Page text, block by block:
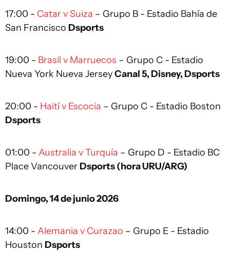
17:00 - Catar v Suiza – Grupo B - Estadio Bahía de
San Francisco Dsports
19:00 - Brasil v Marruecos – Grupo C - Estadio
Nueva York Nueva JerseyCanal 5, Disney, Dsports
20:00 - Haití v Escocia – Grupo C - Estadio Boston
Dsports
01:00 - Australia v Turquía – Grupo D - Estadio BC
Place Vancouver Dsports (hora URU/ARG)
Domingo, 14 de junio 2026
14:00 - Alemania v Curazao – Grupo E - Estadio
Houston Dsports